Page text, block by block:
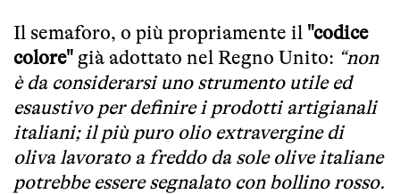
Il semaforo, o più propriamente il "codice
colore" già adottato nel Regno Unito: “non
è da considerarsi uno strumento utile ed
esaustivo per definire i prodotti artigianali
italiani; il più puro olio extravergine di
oliva lavorato a freddo da sole olive italiane
potrebbe essere segnalato con bollino rosso.